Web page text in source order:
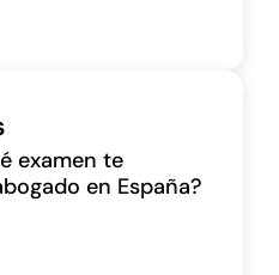
examen te
en España?